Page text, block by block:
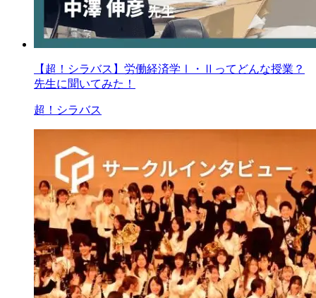
【超！シラバス】労働経済学Ⅰ・Ⅱってどんな授業？
先生に聞いてみた！
超！シラバス